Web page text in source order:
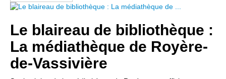
Le blaireau de bibliothèque :
La médiathèque de Royère-
de-Vassivière